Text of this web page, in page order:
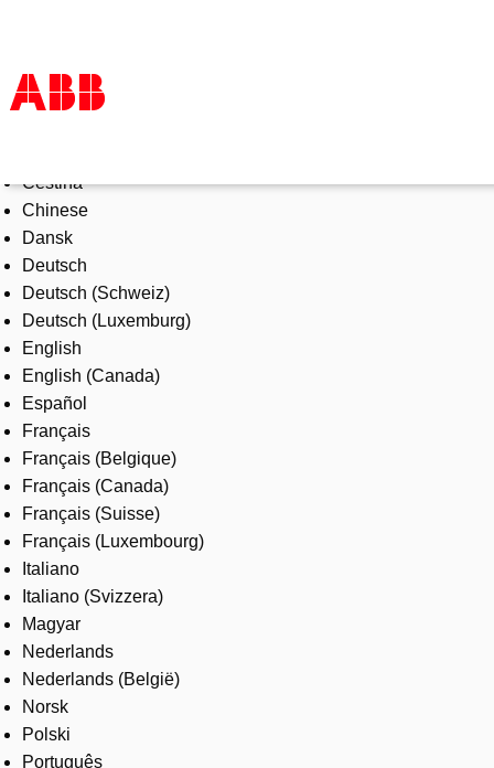
Products & Solutions
Industries
Services
About us
Where to buy
Contact us
Careers
Čeština
Chinese
Dansk
Deutsch
Deutsch (Schweiz)
Deutsch (Luxemburg)
English
English (Canada)
Español
Français
Français (Belgique)
Français (Canada)
Français (Suisse)
Français (Luxembourg)
Italiano
Italiano (Svizzera)
Magyar
Nederlands
Nederlands (België)
Norsk
Polski
Português